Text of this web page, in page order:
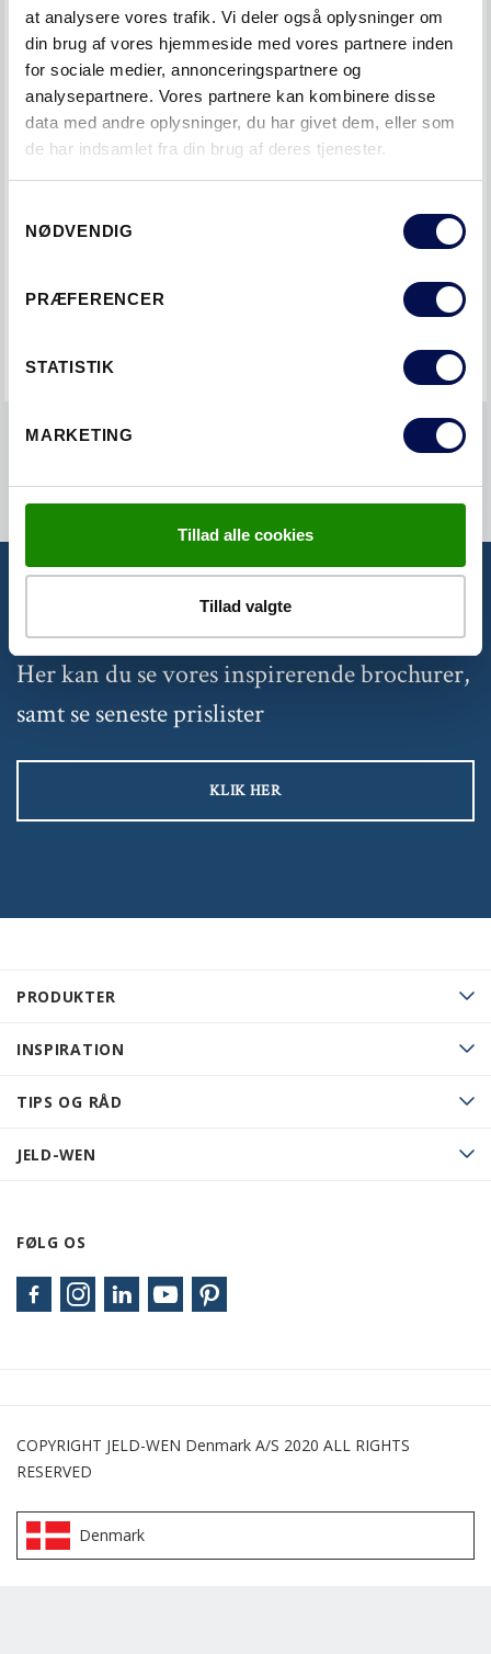
at analysere vores trafik. Vi deler også oplysninger om
din brug af vores hjemmeside med vores partnere inden
for sociale medier, annonceringspartnere og
analysepartnere. Vores partnere kan kombinere disse
data med andre oplysninger, du har givet dem, eller som
de har indsamlet fra din brug af deres tjenester.
NØDVENDIG
PRÆFERENCER
STATISTIK
MARKETING
Tillad alle cookies
Tillad valgte
PRODUKTER
INSPIRATION
TIPS OG RÅD
JELD-WEN
FØLG OS
Her kan du se vores inspirerende brochurer,
samt se seneste prislister
KLIK HER
COPYRIGHT JELD-WEN Denmark A/S 2020 ALL RIGHTS
RESERVED
Denmark